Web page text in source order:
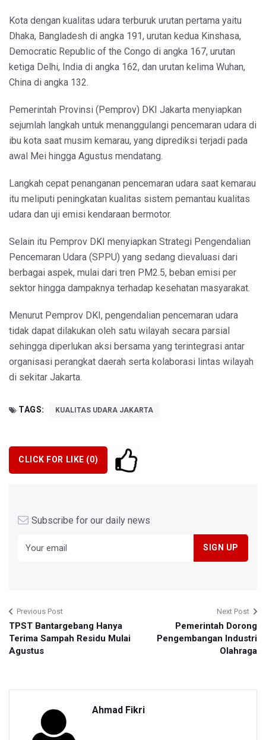
Kota dengan kualitas udara terburuk urutan pertama yaitu
Dhaka, Bangladesh di angka 191, urutan kedua Kinshasa,
Democratic Republic of the Congo di angka 167, urutan
ketiga Delhi, India di angka 162, dan urutan kelima Wuhan,
China di angka 132.
Pemerintah Provinsi (Pemprov) DKI Jakarta menyiapkan
sejumlah langkah untuk menanggulangi pencemaran udara di
ibu kota saat musim kemarau, yang diprediksi terjadi pada
awal Mei hingga Agustus mendatang.
Langkah cepat penanganan pencemaran udara saat kemarau
itu meliputi peningkatan kualitas sistem pemantau kualitas
udara dan uji emisi kendaraan bermotor.
Selain itu Pemprov DKI menyiapkan Strategi Pengendalian
Pencemaran Udara (SPPU) yang sedang dievaluasi dari
berbagai aspek, mulai dari tren PM2.5, beban emisi per
sektor hingga dampaknya terhadap kesehatan masyarakat.
Menurut Pemprov DKI, pengendalian pencemaran udara
tidak dapat dilakukan oleh satu wilayah secara parsial
sehingga diperlukan aksi bersama yang terintegrasi antar
organisasi perangkat daerah serta kolaborasi lintas wilayah
di sekitar Jakarta.
TAGS: KUALITAS UDARA JAKARTA
CLICK FOR LIKE (0)
Subscribe for our daily news
Previous Post
TPST Bantargebang Hanya
Terima Sampah Residu Mulai
Agustus
Next Post
Pemerintah Dorong
Pengembangan Industri
Olahraga
Ahmad Fikri